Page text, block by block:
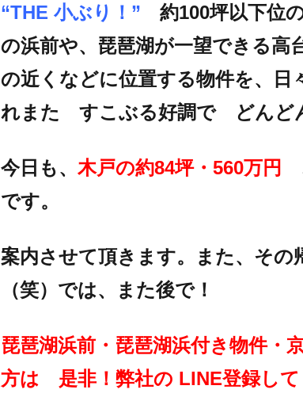
“THE 小ぶり！” 約100坪以下位
の浜前や、琵琶湖が一望できる
の近くなどに位置する物件を、日
れまた すこぶる好調で どんど
今日も、 木戸の約84坪・560万円
です。
案内させて頂きます。また、そ
（笑）では、また後で！
琵琶湖浜前・琵琶湖浜付き物件
方は 是非！弊社の LINE登録して